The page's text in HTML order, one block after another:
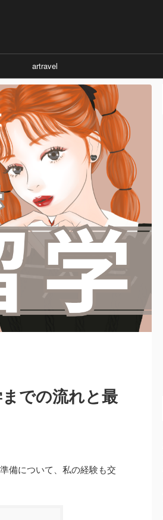
artravel
までの流れと最
備について、私の経験も交